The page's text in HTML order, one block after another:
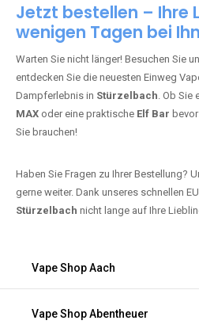
Jetzt bestellen – Ihre
wenigen Tagen bei
Warten Sie nicht länger! Besuchen Sie
entdecken Sie die neuesten Einweg
Dampferlebnis in Stürzelbach. Ob Sie
MAX oder eine praktische Elf Bar
Sie brauchen!
Haben Sie Fragen zu Ihrer Bestellung?
gerne weiter. Dank unseres schnellen
Stürzelbach nicht lange auf Ihre
Vape Shop Aach
Vape Shop Abentheuer